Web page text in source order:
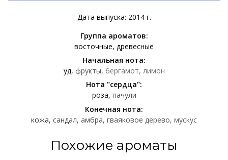
Дата выпуска: 2014 г.
Группа ароматов:
восточные древесные
Начальная нота:
уд фрукты бергамот лимон
Нота "сердца":
роза пачули
Конечная нота:
кожа сандал амбра гваяковое дерево мускус
Похожие ароматы